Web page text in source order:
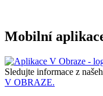
Mobilní
Sledujte informace z
V OBRAZE.